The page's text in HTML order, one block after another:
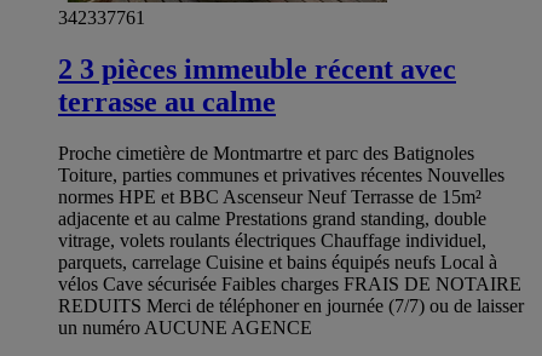
342337761
2 3 pièces immeuble récent avec
terrasse au calme
Proche cimetière de Montmartre et parc des Batignoles
Toiture, parties communes et privatives récentes Nouvelles
normes HPE et BBC Ascenseur Neuf Terrasse de 15m²
adjacente et au calme Prestations grand standing, double
vitrage, volets roulants électriques Chauffage individuel,
parquets, carrelage Cuisine et bains équipés neufs Local à
vélos Cave sécurisée Faibles charges FRAIS DE NOTAIRE
REDUITS Merci de téléphoner en journée (7/7) ou de laisser
un numéro AUCUNE AGENCE